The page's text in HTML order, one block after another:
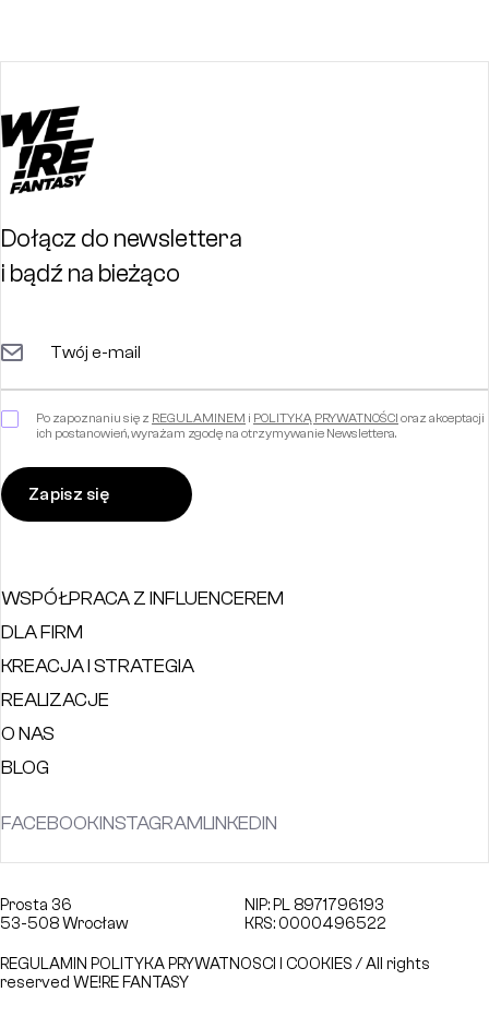
WSPÓŁPRACA Z INFLUENCEREM
DLA FIRM
KREACJA I STRATEGIA
REALIZACJE
O NAS
BLOG
FACEBOOKINSTAGRAMLINKEDIN
Dołącz do newslettera
i bądź na bieżąco
Po zapoznaniu się z REGULAMINEM i POLITYKĄ PRYWATNOŚCI oraz akceptacji
ich postanowień, wyrażam zgodę na otrzymywanie Newslettera.
Prosta 36
53-508 Wrocław
NIP: PL 8971796193
KRS: 0000496522
REGULAMIN POLITYKA PRYWATNOSCI I COOKIES / All rights
reserved WE!RE FANTASY